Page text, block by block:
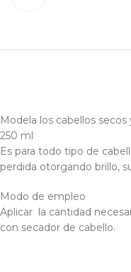
Modela los cabellos
250 ml
Es para todo tipo de
perdida otorgando brillo,
Modo de empleo
Aplicar la cantidad
con secador de cabello.